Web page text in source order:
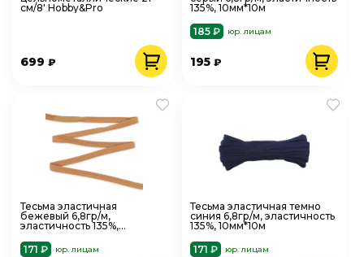
см/8' Hobby&Pro
699 ₽
135%, 10мм*10м
185 ₽
юр. лицам
195₽
Тесьма эластичная
бежевый 6,8гр/м,
эластичность 135%,
171 ₽
юр. лицам
Тесьма эластичная темно
синия 6,8гр/м, эластичность
135%, 10мм*10м
171 ₽
юр. лицам